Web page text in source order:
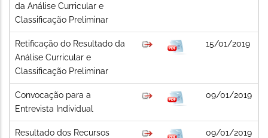
da Análise Curricular e
Classificação Preliminar
Retificação do Resultado da
Análise Curricular e
Classificação Preliminar
15/01/2019
Convocação para a
Entrevista Individual
09/01/2019
Resultado dos Recursos
09/01/2019